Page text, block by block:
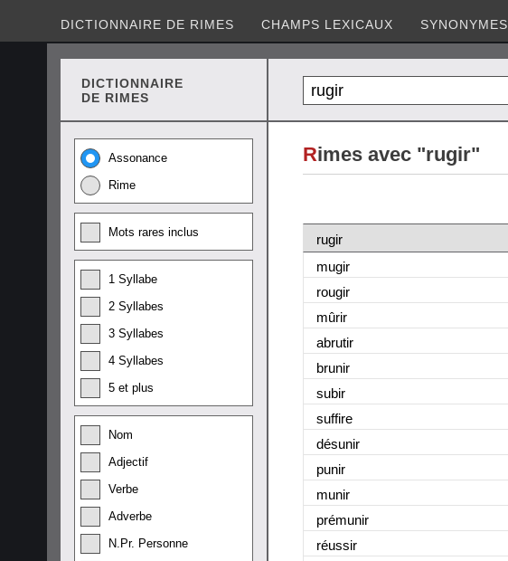
DICTIONNAIRE DE RIMES CHAMPS LEXICAUX SYNONYMES
DICTIONNAIRE
DE RIMES
Assonance
Rime
Mots rares inclus
1 Syllabe
2 Syllabes
3 Syllabes
4 Syllabes
5 et plus
Nom
Adjectif
Verbe
Adverbe
N.Pr. Personne
Rimes avec "rugir"
rugir
mugir
rougir
mûrir
abrutir
brunir
subir
suffire
désunir
punir
munir
prémunir
réussir